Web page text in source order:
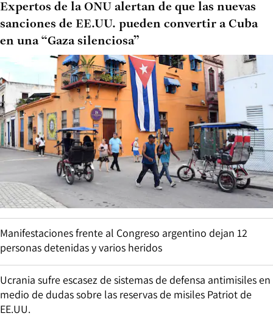
Expertos de la ONU alertan de que las nuevas
sanciones de EE.UU. pueden convertir a Cuba
en una “Gaza silenciosa”
Manifestaciones frente al Congreso argentino dejan 12
personas detenidas y varios heridos
Ucrania sufre escasez de sistemas de defensa antimisiles en
medio de dudas sobre las reservas de misiles Patriot de
EE.UU.